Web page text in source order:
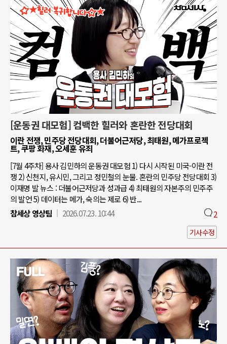
[운동권 대모험] 컴백한 힐러와 혼란한 전당대회
이란 전쟁, 민주당 전당대회, 더불어근저당, 최태원, 메가프로젝
트, 쿠팡 화재, 오세훈 유죄
[7월 4주차] 용사 김민하의 운동권 대모험 1) 다시 시작된 미국-이란 전
쟁 2) 신천지, 유시민, 그리고 정민철의 눈물. 혼란의 민주당 전당대회 3)
이재명 발 뉴스 : 더불어근저당과 성과급 4) 최태원의 자본주의 민주주
의 발언 5) 데이터는 메가, 숙의는 제로 6) 반...
참세상 영상팀
2026.07.23. 10:44 2
기사수정